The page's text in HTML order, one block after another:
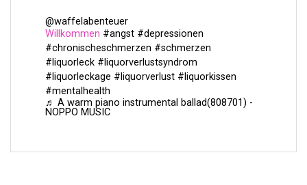
@waffelabenteuer
Willkommen #angst #depressionen
#chronischeschmerzen #schmerzen
#liquorleck #liquorverlustsyndrom
#liquorleckage #liquorverlust #liquorkissen
#mentalhealth
♬ A warm piano instrumental ballad(808701) -
NOPPO MUSIC